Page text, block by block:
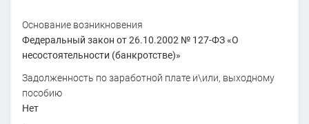
Основание возникновения
Федеральный закон от 26.10.2002 № 127-ФЗ «О
несостоятельности (банкротстве)»
Задолженность по заработной плате и\или, выходному
пособию
Нет